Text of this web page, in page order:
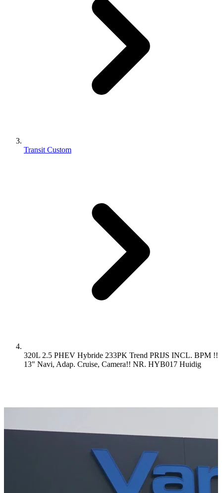
Transit Custom
320L 2.5 PHEV Hybride 233PK Trend PRIJS INCL. BPM !!
13" Navi, Adap. Cruise, Camera!! NR. HYB017 Huidig